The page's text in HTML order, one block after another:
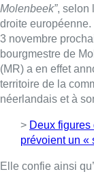
Molenbeek”, selon
droite
3 novembre
bourgmestre de
(MR) a en effet
territoire de la
néerlandais et à
> Deux figures
prévoient un «
Elle confie ainsi